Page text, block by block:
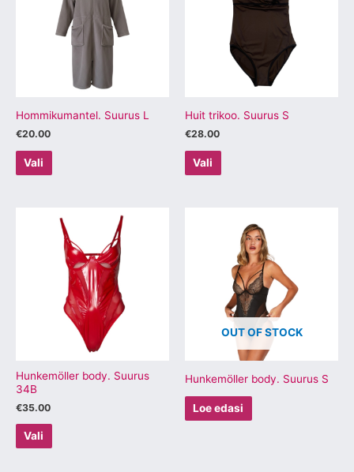
Hommikumantel. Suurus L
€20.00
Vali
mitu
varianti.
saab
teha
tootelehel.
Huit trikoo. Suurus S
€28.00
Vali
mitu
varianti.
Valikuid
saab
tootelehel.
Hunkemöller body. Suurus
34B
€35.00
Vali
Sellel
tootel
mitu
varianti.
Valikuid
tootelehel.
OUT OF STOCK
Hunkemöller body. Suurus S
Loe edasi